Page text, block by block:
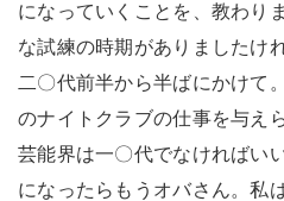
になっていくことを、教わり
な試練の時期がありましたけれ
二〇代前半から半ばにかけて
のナイトクラブの仕事を与え
芸能界は一〇代でなければい
になったらもうオバさん。私